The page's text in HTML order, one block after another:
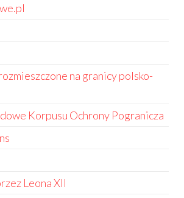
na granicy polsko-
Korpusu Ochrony Pogranicza
Leona XII